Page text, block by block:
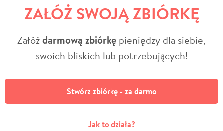
ZAŁÓŻ SWOJĄ ZBIÓRKĘ
Załóżdarmową zbiórkę pieniędzy dla siebie,
swoich bliskich lub potrzebujących!
Stwórz zbiórkę - za darmo
Jak to działa?